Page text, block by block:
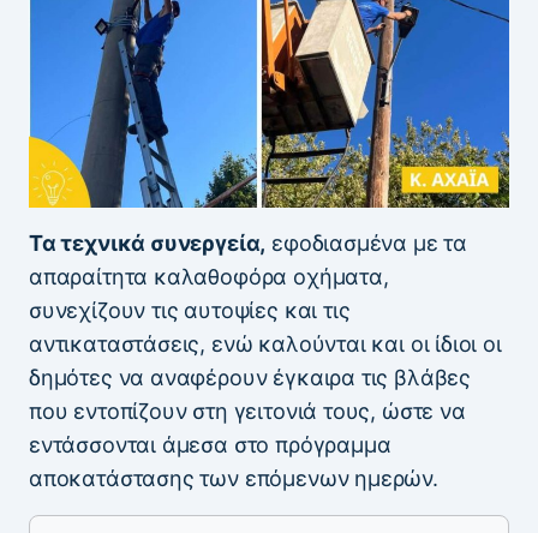
Τα τεχνικά συνεργεία, εφοδιασμένα με τα
απαραίτητα καλαθοφόρα οχήματα,
συνεχίζουν τις αυτοψίες και τις
αντικαταστάσεις, ενώ καλούνται και οι ίδιοι οι
δημότες να αναφέρουν έγκαιρα τις βλάβες
που εντοπίζουν στη γειτονιά τους, ώστε να
εντάσσονται άμεσα στο πρόγραμμα
αποκατάστασης των επόμενων ημερών.